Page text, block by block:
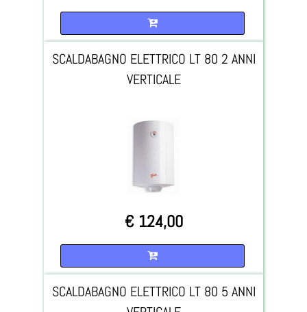
SCALDABAGNO ELETTRICO LT 80 2 ANNI
VERTICALE
€ 124,00
SCALDABAGNO ELETTRICO LT 80 5 ANNI